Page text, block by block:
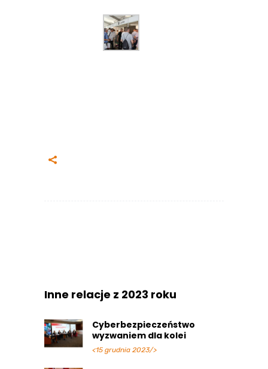
Inne relacje z 2023 roku
Cyberbezpieczeństwo
wyzwaniem dla kolei
<15 grudnia 2023/>